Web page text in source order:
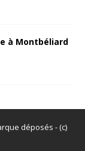
à Montbéliard
déposés - (c)